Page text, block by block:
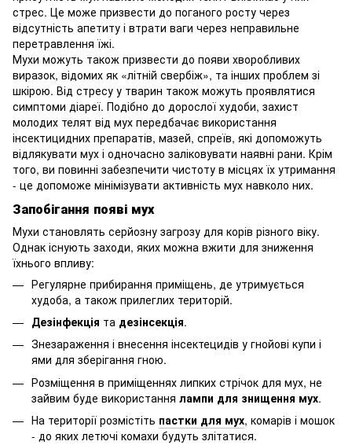
стрес. Це може призвести до поганого росту через
відсутність апетиту і втрати ваги через неправильне
перетравлення їжі.
Мухи можуть також призвести до появи хворобливих
виразок, відомих як «літній свербіж», та інших проблем зі
шкірою. Від стресу у тварин також можуть проявлятися
симптоми діареї. Подібно до дорослої худоби, захист
молодих телят від мух передбачає використання
інсектицидних препаратів, мазей, спреїв, які допоможуть
відлякувати мух і одночасно заліковувати наявні рани. Крім
того, ви повинні забезпечити чистоту в місцях їх утримання
- це допоможе мінімізувати активність мух навколо них.
Запобігання появі мух
Мухи становлять серйозну загрозу для корів різного віку.
Однак існують заходи, яких можна вжити для зниження
їхнього впливу:
Регулярне прибирання приміщень, де утримується
худоба, а також прилеглих територій.
Дезінфекція та дезінсекція.
Знезараження і внесення інсектецидів у гнойові купи і
ями для зберігання гною.
Розміщення в приміщеннях липких стрічок для мух, не
зайвим буде використання лампи для знищення мух.
На території розмістіть пастки для мух, комарів і мошок
- до яких летючі комахи будуть злітатися.